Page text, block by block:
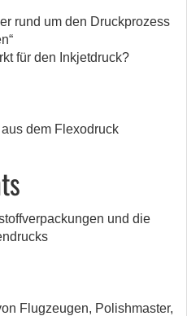
rund um den Druckprozess
für den Inkjetdruck?
dem Flexodruck
und die
Flugzeugen, Polishmaster,